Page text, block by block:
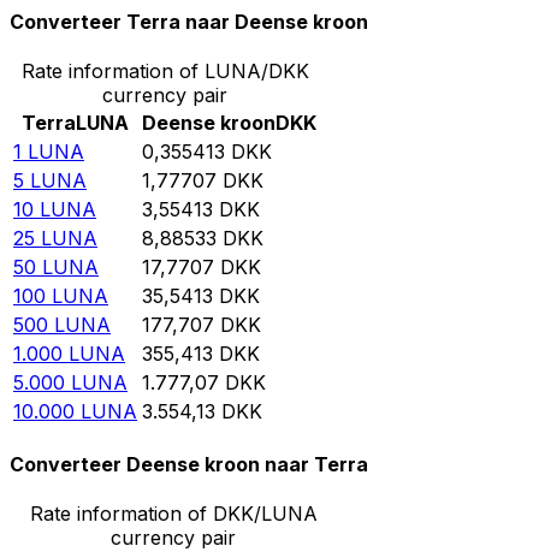
Converteer Terra naar Deense kroon
Rate information of LUNA/DKK
currency pair
TerraLUNA Deense kroonDKK
1 LUNA 0,355413 DKK
5 LUNA 1,77707 DKK
10 LUNA 3,55413 DKK
25 LUNA 8,88533 DKK
50 LUNA 17,7707 DKK
100 LUNA 35,5413 DKK
500 LUNA 177,707 DKK
1.000 LUNA 355,413 DKK
5.000 LUNA 1.777,07 DKK
10.000 LUNA 3.554,13 DKK
Converteer Deense kroon naar Terra
Rate information of DKK/LUNA
currency pair